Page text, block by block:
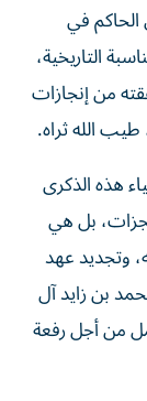
في
التاريخية،
من إنجازات
طيب الله ثراه.
هذه الذكرى
بل هي
وتجديد عهد
بن زايد آل
من أجل رفعة